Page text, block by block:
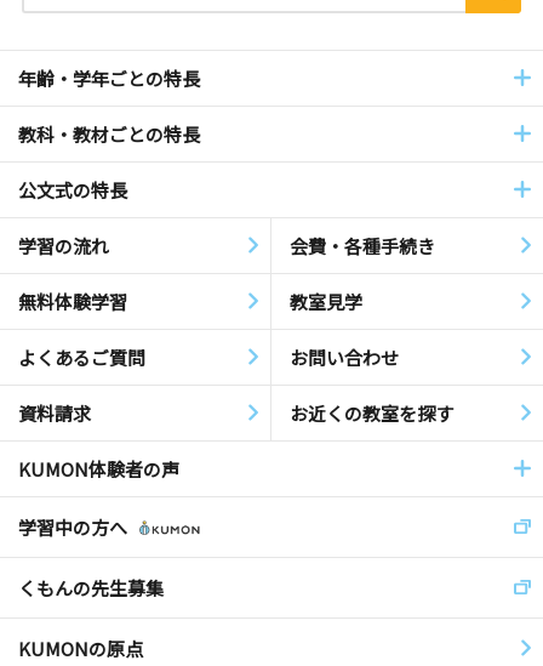
年齢・学年ごとの特長
教科・教材ごとの特長
公文式の特長
学習の流れ 会費・各種手続き
無料体験学習 教室見学
よくあるご質問 お問い合わせ
資料請求 お近くの教室を探す
KUMON体験者の声
学習中の方へ
くもんの先生募集
KUMONの原点